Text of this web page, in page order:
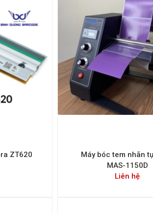
ZT620
Máy bóc tem nhãn
MAS-1150D
Liên hệ